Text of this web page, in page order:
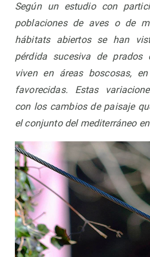
Según un estudio con
poblaciones de aves o de
hábitats abiertos se han
pérdida sucesiva de
viven en áreas boscosas,
favorecidas. Estas
con los cambios de paisaje
el conjunto del mediterráneo